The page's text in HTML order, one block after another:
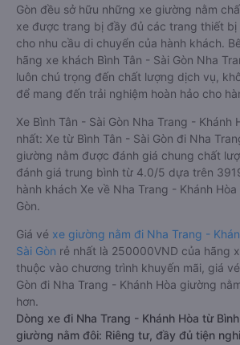
Gòn đều sở hữu những xe giường nằm
xe được trang bị đầy đủ các trang thiết bị
cho nhu cầu di chuyển của hành khách.
hãng xe khách Bình Tân - Sài Gòn Nha
luôn chú trọng đến chất lượng dịch vụ,
để mang đến trải nghiệm hoàn hảo cho
Xe Bình Tân - Sài Gòn Nha Trang - Khánh
nhất: Xe từ Bình Tân - Sài Gòn đi Nha
giường nằm được đánh giá chung chất
đánh giá trung bình từ 4.0/5 dựa trên
hành khách Xe về Nha Trang - Khánh
Gòn.
Giá vé xe giường nằm đi Nha Trang -
Sài Gòn rẻ nhất là 250000VND của hãng
thuộc vào chương trình khuyến mãi, giá
Gòn đi Nha Trang - Khánh Hòa giường
hơn.
Dòng xe đi Nha Trang - Khánh Hòa từ
giường nằm đôi: Riêng tư, đầy đủ tiện nghi